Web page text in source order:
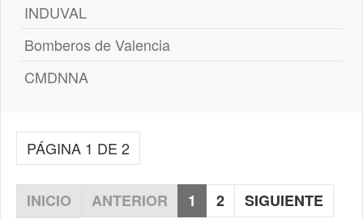
INDUVAL
Bomberos de Valencia
CMDNNA
PÁGINA 1 DE 2
INICIO ANTERIOR 1 2
SIGUIENTE